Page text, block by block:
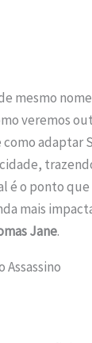
mesmo
veremos
como adaptar
é o ponto
mais
Jane.
Assassino